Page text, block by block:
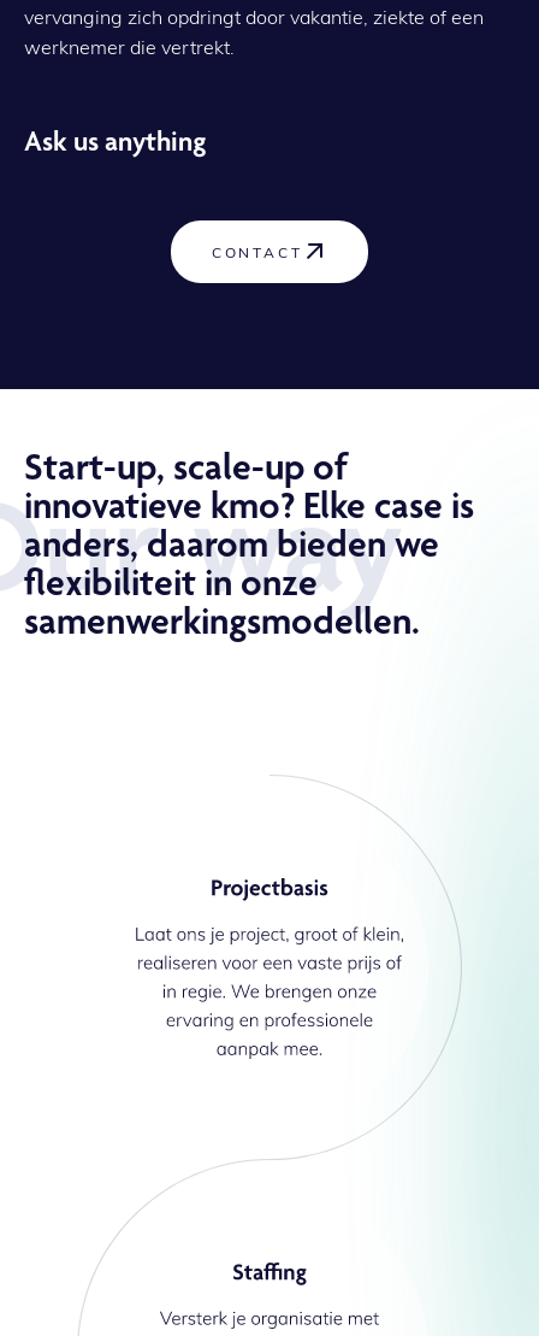
vervanging zich opdringt door vakantie, ziekte of een
werknemer die vertrekt.
Ask us anything
CONTACT
way
Start-up, scale-up of
innovatieve kmo? Elke case is
anders, daarom bieden we
flexibiliteit in onze
samenwerkings­modellen.